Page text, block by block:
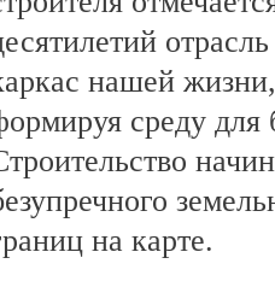
нашей
среду
на карте.